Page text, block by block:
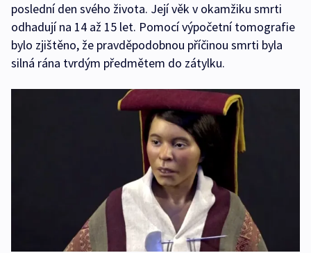
poslední den svého života. Její věk v okamžiku smrti
odhadují na 14 až 15 let. Pomocí výpočetní tomografie
bylo zjištěno, že pravděpodobnou příčinou smrti byla
silná rána tvrdým předmětem do zátylku.